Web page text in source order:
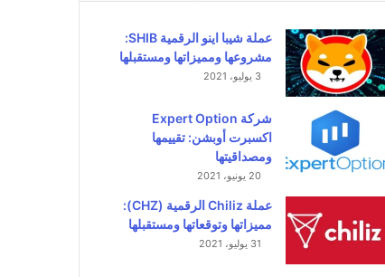
عملة شيبا اينو الرقمية SHIB:
مشروعها ومميزاتها ومستقبلها
3 يوليو، 2021
شركة Expert Option
اكسبرت أوبشن: تقييمها
ومصداقيتها
20 يونيو، 2021
عملة Chiliz الرقمية (CHZ):
مميزاتها وتوقعاتها ومستقبلها
31 يوليو، 2021